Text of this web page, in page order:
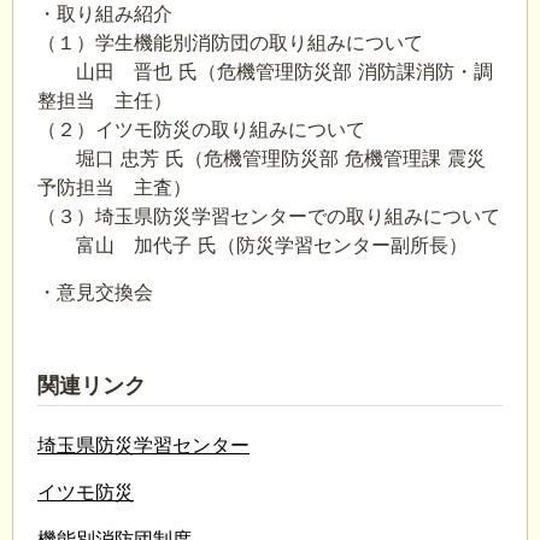
・取り組み紹介
（１）学生機能別消防団の取り組みについて
山田 晋也 氏（危機管理防災部 消防課消防・調
整担当 主任）
（２）イツモ防災の取り組みについて
堀口 忠芳 氏（危機管理防災部 危機管理課 震災
予防担当 主査）
（３）埼玉県防災学習センターでの取り組みについて
富山 加代子 氏（防災学習センター副所長）
・意見交換会
関連リンク
埼玉県防災学習センター
イツモ防災